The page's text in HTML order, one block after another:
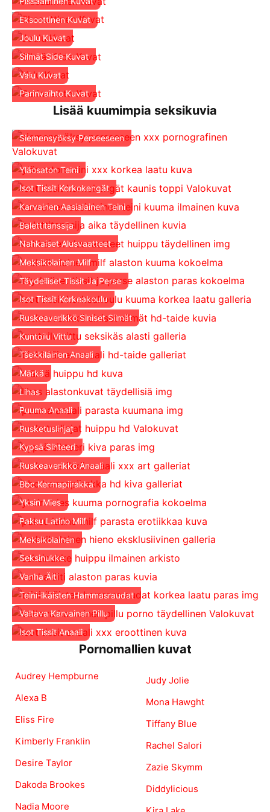
Eksoottinen Kuvat
Joulu Kuvat
Silmät Side Kuvat
Valu Kuvat
Parinvaihto Kuvat
Lisää kuumimpia seksikuvia
Siemensyöksy Perseeseen
Yläosaton Teini
Isot Tissit Korkokengät
Karvainen Aasialainen Teini
Balettitanssija
Nahkaiset Alusvaatteet
Meksikolainen Milf
Täydelliset Tissit Ja Perse
Isot Tissit Korkeakoulu
Ruskeaverikkö Siniset Silmät
Kuntoilu Vittu
Tšekkiläinen Anaali
Märkä
Lihas
Puuma Anaali
Rusketuslinjat
Kypsä Sihteeri
Ruskeaverikkö Anaali
Bbc Kermapiirakka
Yksin Mies
Paksu Latino Milf
Meksikolainen
Seksinukke
Vanha Äiti
Teini-ikäisten Hammasraudat
Valtava Karvainen Pillu
Isot Tissit Anaali
Pornomallien kuvat
Audrey Hempburne
Alexa B
Eliss Fire
Kimberly Franklin
Desire Taylor
Dakoda Brookes
Nadia Moore
Judy Jolie
Mona Hawght
Tiffany Blue
Rachel Salori
Zazie Skymm
Diddylicious